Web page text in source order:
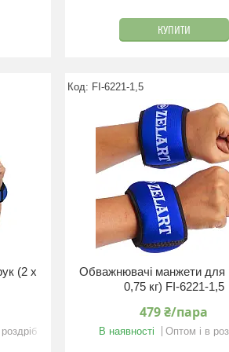
КУПИТИ
(2 x
FI-6221-1,5
Обважнювачі манжети для
0,75 кг) FI-6221-1,5
479 ₴/пара
В наявності Оптом і в